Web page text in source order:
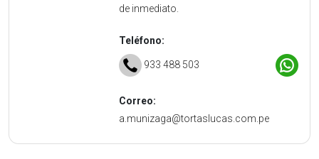
de inmediato.
Teléfono:
933 488 503
Correo:
a.munizaga@tortaslucas.com.pe